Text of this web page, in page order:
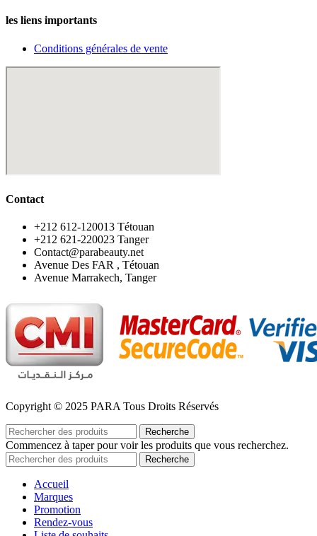
les liens importants
Conditions générales de vente
Contact
‪+212 612-120013 Tétouan
‪+212 621-220023 Tanger
Contact@parabeauty.net
Avenue Des FAR , Tétouan
Avenue Marrakech, Tanger
Copyright © 2025 PARA Tous Droits Réservés
Recherche
Commencez à taper pour voir les produits que vous recherchez.
Recherche
Accueil
Marques
Promotion
Rendez-vous